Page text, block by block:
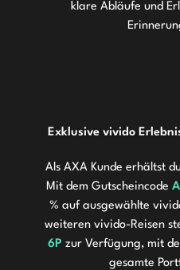
klare Abläufe und
Exklusive vivido
Als AXA Kunde erhältst
Mit dem Gutscheincode
% auf ausgewählte
weiteren vivido-Reisen
6P zur Verfügung, mit
gesamte